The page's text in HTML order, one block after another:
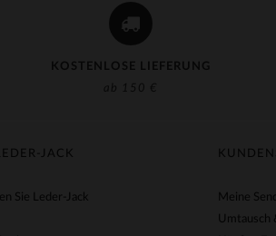
KOSTENLOSE LIEFERUNG
ab 150 €
Meine
Umtausch
JACK
Sie Leder-Jack